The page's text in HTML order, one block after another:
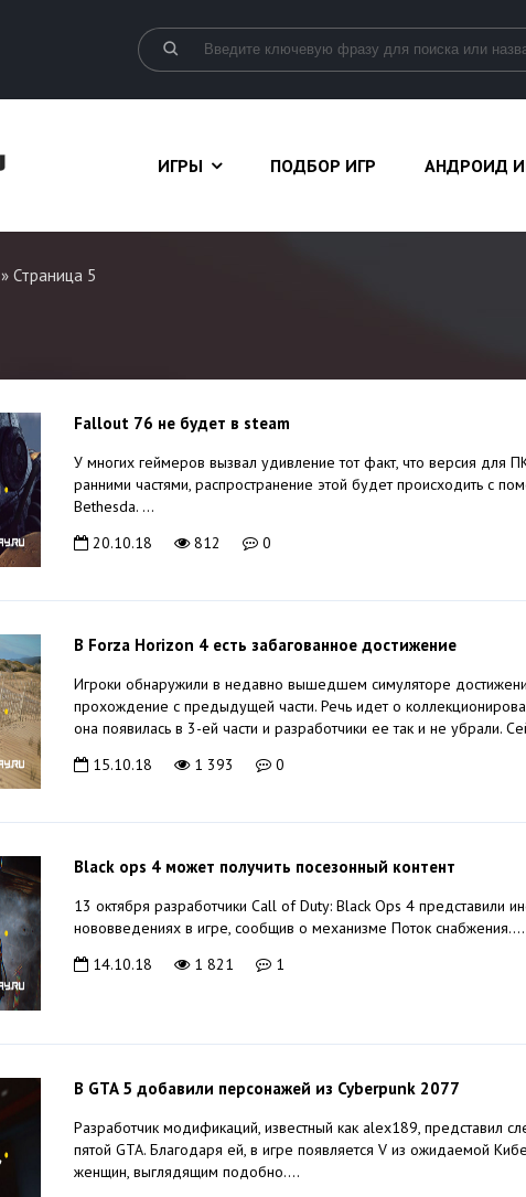
ИГРЫ ПОДБОР ИГР АНДРОИД
» Страница 5
Fallout 76 не будет в steam
У многих геймеров вызвал удивление тот факт, что версия для
ранними частями, распространение этой будет происходить с
Bethesda. ...
20.10.18
812 0
В Forza Horizon 4 есть забагованное достижение
Игроки обнаружили в недавно вышедшем симуляторе
прохождение с предыдущей части. Речь идет о
она появилась в 3-ей части и разработчики ее так и не убрали.
15.10.18
1 393 0
Black ops 4 может получить посезонный контент
13 октября разработчики Call of Duty: Black Ops 4
нововведениях в игре, сообщив о механизме Поток снабжения....
14.10.18
1 821 1
В GTA 5 добавили персонажей из Cyberpunk 2077
Разработчик модификаций, известный как alex189, представил
пятой GTA. Благодаря ей, в игре появляется V из ожидаемой
женщин, выглядящим подобно....